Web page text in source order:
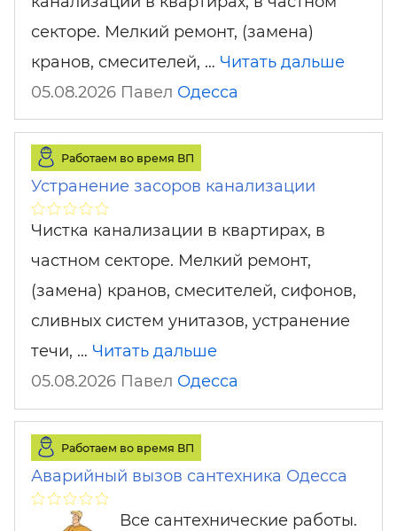
секторе. Мелкий ремонт, (замена)
кранов, смесителей, … Читать дальше
05.08.2026 Павел Одесса
Работаем во время ВП
Устранение засоров канализации
Чистка канализации в квартирах, в
частном секторе. Мелкий ремонт,
(замена) кранов, смесителей, сифонов,
сливных систем унитазов, устранение
течи, … Читать дальше
05.08.2026 Павел Одесса
Работаем во время ВП
Аварийный вызов сантехника Одесса
Все сантехнические работы.